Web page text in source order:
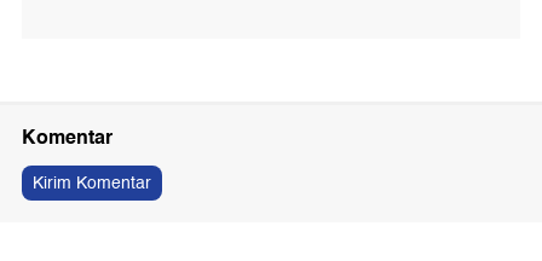
Komentar
Kirim Komentar